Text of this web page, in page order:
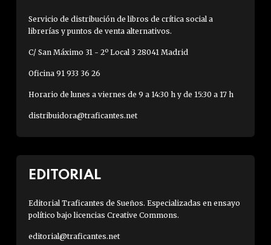
Servicio de distribución de libros de crítica social a
librerías y puntos de venta alternativos.
C/ San Máximo 31 - 2º Local 3 28041 Madrid
Oficina 91 933 36 26
Horario de lunes a viernes de 9 a 14:30 h y de 15:30 a 17 h
distribuidora@traficantes.net
EDITORIAL
Editorial Traficantes de Sueños. Especializadas en ensayo
político bajo licencias Creative Commons.
editorial@traficantes.net